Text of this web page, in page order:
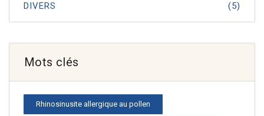
DIVERS (5)
Mots clés
Rhinosinusite allergique au pollen